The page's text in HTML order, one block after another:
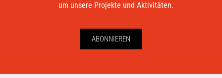
um unsere Projekte und Aktivitäten.
ABONNIEREN